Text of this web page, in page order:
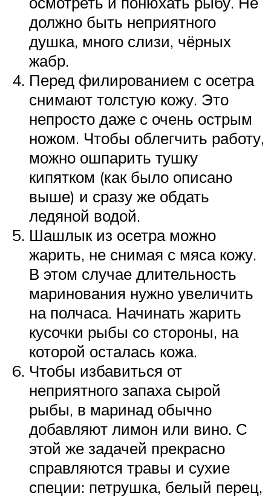
должно быть неприятного
душка, много слизи, чёрных
жабр.
Перед филированием с осетра
снимают толстую кожу. Это
непросто даже с очень острым
ножом. Чтобы облегчить работу,
можно ошпарить тушку
кипятком (как было описано
выше) и сразу же обдать
ледяной водой.
Шашлык из осетра можно
жарить, не снимая с мяса кожу.
В этом случае длительность
маринования нужно увеличить
на полчаса. Начинать жарить
кусочки рыбы со стороны, на
которой осталась кожа.
Чтобы избавиться от
неприятного запаха сырой
рыбы, в маринад обычно
добавляют лимон или вино. С
этой же задачей прекрасно
справляются травы и сухие
специи: петрушка, белый перец,